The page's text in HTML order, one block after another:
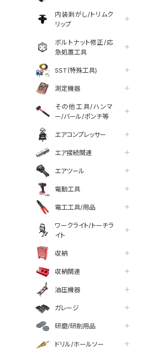
内装剥がし/トリムク
リップ
ボルトナット修正/応
急処置工具
SST(特殊工具)
測定機器
その他工具/ハンマ
ー/バール/ポンチ等
エアコンプレッサー
エア接続関連
エアツール
電動工具
電工工具/用品
ワークライト/トーチラ
イト
収納
収納関連
油圧機器
ガレージ
研磨/研削用品
ドリル/ホールソー
facebook
line